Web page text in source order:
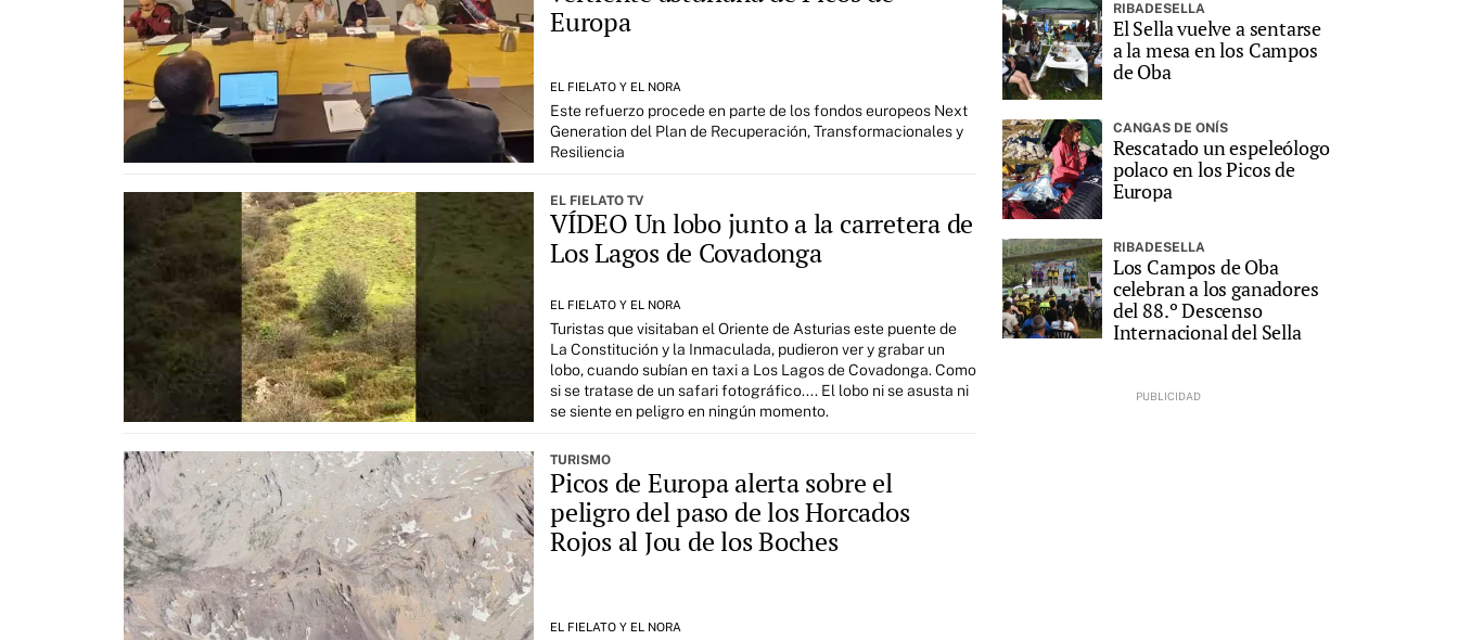
Europa
EL FIELATO Y EL NORA
Este refuerzo procede en parte de los fondos europeos Next
Generation del Plan de Recuperación, Transformacionales y
Resiliencia
EL FIELATO TV
VÍDEO Un lobo junto a la carretera de
Los Lagos de Covadonga
EL FIELATO Y EL NORA
Turistas que visitaban el Oriente de Asturias este puente de
La Constitución y la Inmaculada, pudieron ver y grabar un
lobo, cuando subían en taxi a Los Lagos de Covadonga. Como
si se tratase de un safari fotográfico.... El lobo ni se asusta ni
se siente en peligro en ningún momento.
TURISMO
Picos de Europa alerta sobre el
peligro del paso de los Horcados
Rojos al Jou de los Boches
EL FIELATO Y EL NORA
RIBADESELLA
El Sella vuelve a sentarse
a la mesa en los Campos
de Oba
CANGAS DE ONÍS
Rescatado un espeleólogo
polaco en los Picos de
Europa
RIBADESELLA
Los Campos de Oba
celebran a los ganadores
del 88.º Descenso
Internacional del Sella